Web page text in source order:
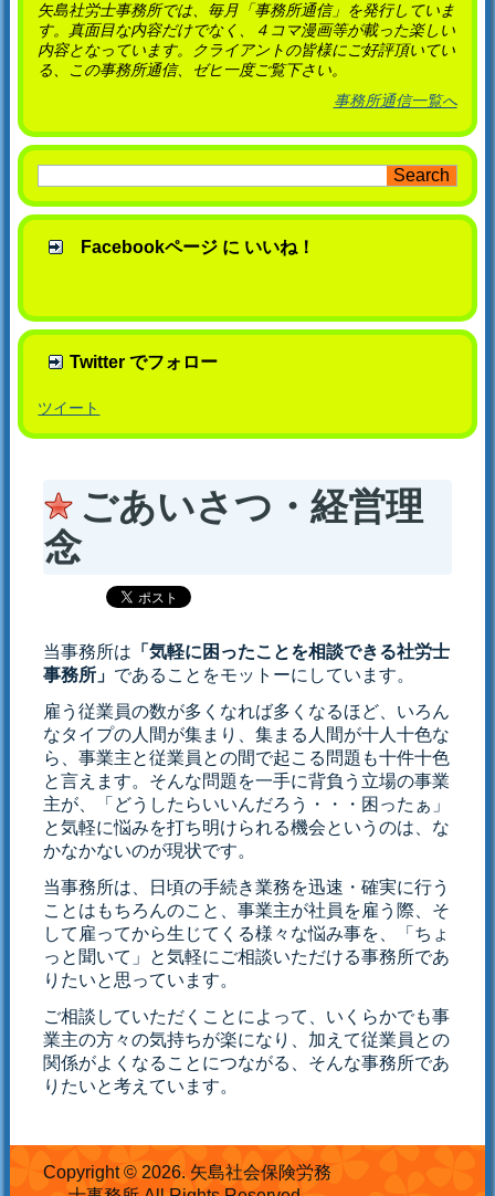
矢島社労士事務所では、毎月「事務所通信」を発行していま
す。真面目な内容だけでなく、４コマ漫画等が載った楽しい
内容となっています。クライアントの皆様にご好評頂いてい
る、この事務所通信、ゼヒ一度ご覧下さい。
事務所通信一覧へ
Facebookページ に いいね！
Twitter でフォロー
ツイート
ごあいさつ・経営理
念
当事務所は 「気軽に困ったことを相談できる社労士
事務所」 であることをモットーにしています。
雇う従業員の数が多くなれば多くなるほど、いろん
なタイプの人間が集まり、集まる人間が十人十色な
ら、事業主と従業員との間で起こる問題も十件十色
と言えます。そんな問題を一手に背負う立場の事業
主が、「どうしたらいいんだろう・・・困ったぁ」
と気軽に悩みを打ち明けられる機会というのは、な
かなかないのが現状です。
当事務所は、日頃の手続き業務を迅速・確実に行う
ことはもちろんのこと、事業主が社員を雇う際、そ
して雇ってから生じてくる様々な悩み事を、「ちょ
っと聞いて」と気軽にご相談いただける事務所であ
りたいと思っています。
ご相談していただくことによって、いくらかでも事
業主の方々の気持ちが楽になり、加えて従業員との
関係がよくなることにつながる、そんな事務所であ
りたいと考えています。
Copyright © 2026. 矢島社会保険労務